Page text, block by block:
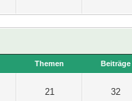
Themen Beiträge
21 32